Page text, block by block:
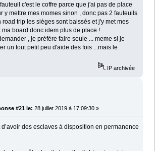
c'est le coffre parce que j'ai pas de place
y mettre mes momes sinon , donc pas 2 fauteuils
road trip les sièges sont baissés et j'y met mes
ma board donc idem plus de place !
, je préfère faire seule ... meme si je
un tout petit peu d'aide des fois ...mais le
IP archivée
#21 le: 28 juillet 2019 à 17:09:30 »
d’avoir des esclaves à disposition en permanence